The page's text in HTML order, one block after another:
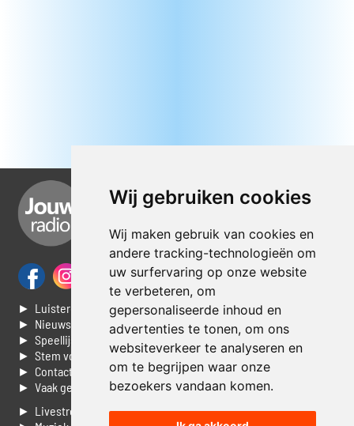
Wij gebruiken cookies
Wij maken gebruik van cookies en
andere tracking-technologieën om
uw surfervaring op onze website
te verbeteren, om
gepersonaliseerde inhoud en
advertenties te tonen, om ons
websiteverkeer te analyseren en
om te begrijpen waar onze
bezoekers vandaan komen.
► Luisteren naar Jouwradio
► Nieuws
► Speellijst
► Stem voor de Dag top 3
► Contacteer ons
► Vaak gestelde vragen
► Livestream informatie